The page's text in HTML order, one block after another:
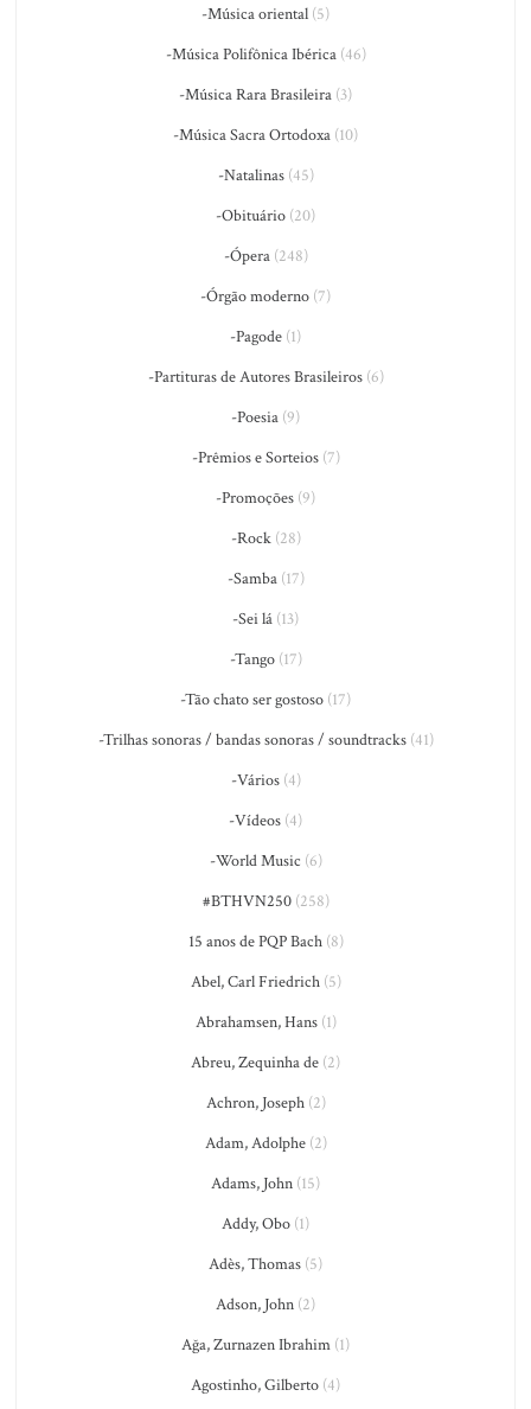
-Música oriental (5)
-Música Polifônica Ibérica(46)
-Música Rara Brasileira (3)
-Música Sacra Ortodoxa (10)
-Natalinas(45)
-Obituário (20)
-Ópera(248)
-Órgão moderno (7)
-Pagode (1)
-Partituras de Autores Brasileiros(6)
-Poesia (9)
-Prêmios e Sorteios(7)
-Promoções (9)
-Rock(28)
-Samba(17)
-Sei lá (13)
-Tango(17)
-Tão chato ser gostoso (17)
-Trilhas sonoras / bandas sonoras / soundtracks(41)
-Vários(4)
-Vídeos (4)
-World Music (6)
#BTHVN250(258)
15 anos de PQP Bach(8)
Abel, Carl Friedrich(5)
Abrahamsen, Hans(1)
Abreu, Zequinha de (2)
Achron, Joseph(2)
Adam, Adolphe(2)
Adams, John (15)
Addy, Obo (1)
Adès, Thomas (5)
Adson, John (2)
Ağa, Zurnazen Ibrahim (1)
Agostinho, Gilberto (4)